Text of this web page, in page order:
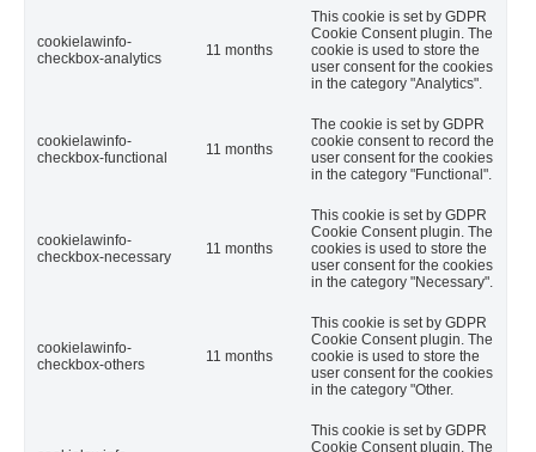
cookielawinfo-
checkbox-analytics
11 months
This cookie is set by GDPR
Cookie Consent plugin. The
cookie is used to store the
user consent for the cookies
in the category "Analytics".
cookielawinfo-
checkbox-functional
11 months
The cookie is set by GDPR
cookie consent to record the
user consent for the cookies
in the category "Functional".
cookielawinfo-
checkbox-necessary
11 months
This cookie is set by GDPR
Cookie Consent plugin. The
cookies is used to store the
user consent for the cookies
in the category "Necessary".
cookielawinfo-
checkbox-others
11 months
This cookie is set by GDPR
Cookie Consent plugin. The
cookie is used to store the
user consent for the cookies
in the category "Other.
This cookie is set by GDPR
Cookie Consent plugin. The